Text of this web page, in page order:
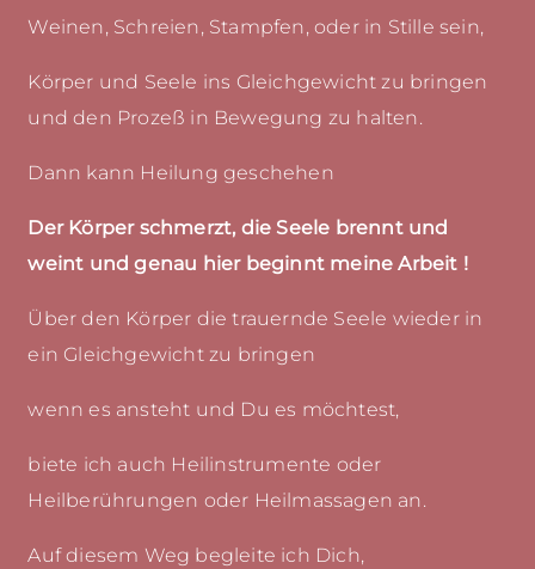
Weinen, Schreien, Stampfen, oder in Stille sein,
Körper und Seele ins Gleichgewicht zu bringen
und den Prozeß in Bewegung zu halten.
Dann kann Heilung geschehen
Der Körper schmerzt, die Seele brennt und
weint und genau hier beginnt meine Arbeit !
Über den Körper die trauernde Seele wieder in
ein Gleichgewicht zu bringen
wenn es ansteht und Du es möchtest,
biete ich auch Heilinstrumente oder
Heilberührungen oder Heilmassagen an.
Auf diesem Weg begleite ich Dich,